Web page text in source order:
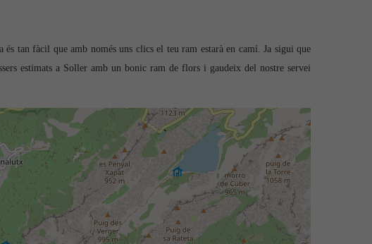
tan fàcil que amb només uns clics el teu ram estarà en camí. Ja sigui que
estimats a Soller amb un bonic ram de flors i gaudeix del nostre servei